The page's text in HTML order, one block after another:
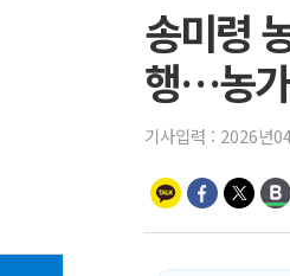
송미령
행…농
기사입력 : 2026년